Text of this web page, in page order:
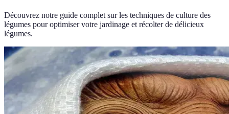
Découvrez notre guide complet sur les techniques de culture des
légumes pour optimiser votre jardinage et récolter de délicieux
légumes.